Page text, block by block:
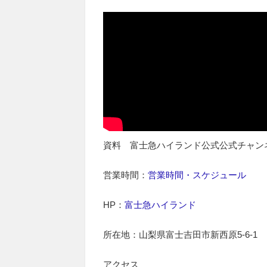
資料 富士急ハイランド公式公式チャン
営業時間： 営業時間・スケジュール
HP： 富士急ハイランド
所在地：山梨県富士吉田市新西原5-6-1
アクセス